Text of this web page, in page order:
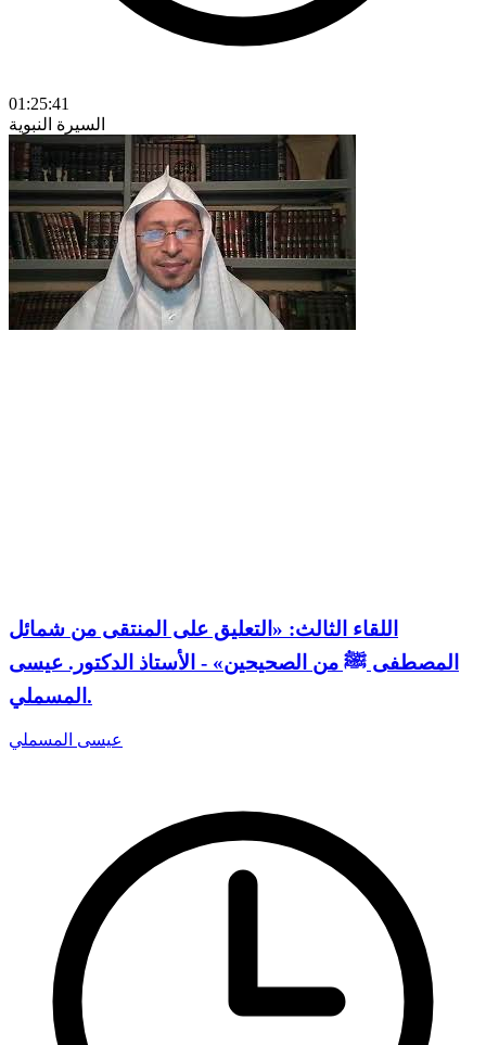
01:25:41
السيرة النبوية
اللقاء الثالث: «التعليق على المنتقى من شمائل
المصطفى ﷺ من الصحيحين» - الأستاذ الدكتور. عيسى
المسملي.
عيسى المسملي